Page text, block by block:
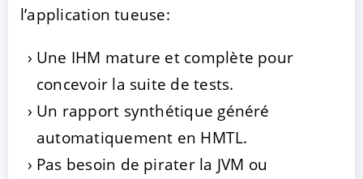
l’application tueuse:
Une IHM mature et complète pour
concevoir la suite de tests.
Un rapport synthétique généré
automatiquement en HMTL.
Pas besoin de pirater la JVM ou